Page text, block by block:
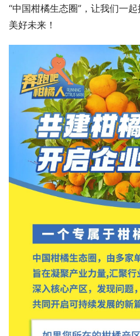
“中国柑橘生态圈”，让我们一
美好未来！